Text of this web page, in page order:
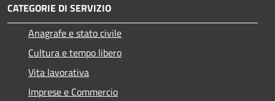
CATEGORIE DI SERVIZIO
Anagrafe e stato civile
Cultura e tempo libero
Vita lavorativa
Imprese e Commercio